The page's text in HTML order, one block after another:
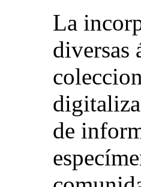
La
diversas
de